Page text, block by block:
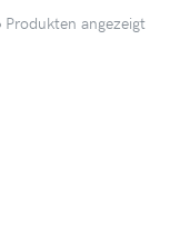
Produkten angezeigt